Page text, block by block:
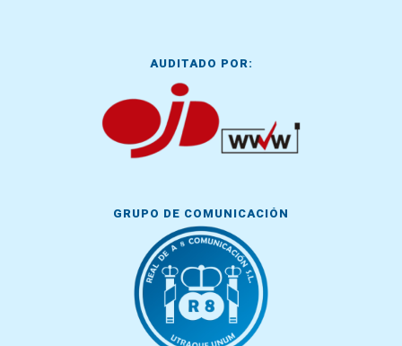
AUDITADO POR:
GRUPO DE COMUNICACIÓN